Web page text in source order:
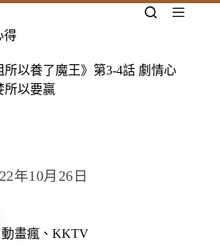
得
以養了魔王》第3-4話 劇情心
所以要贏
年10月26日
動畫瘋 、 KKTV